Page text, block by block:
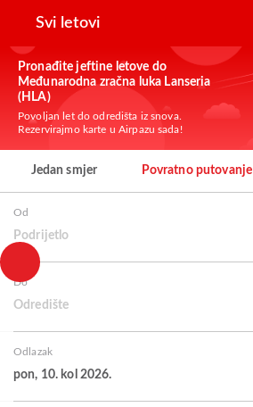
Svi letovi
Pronađite jeftine letove do
Međunarodna zračna luka Lanseria
(HLA)
Povoljan let do odredišta iz snova.
Rezervirajmo karte u Airpazu sada!
Jedan smjer Povratno putovanje
Od
Podrijetlo
Do
Odredište
Odlazak
pon, 10. kol 2026.